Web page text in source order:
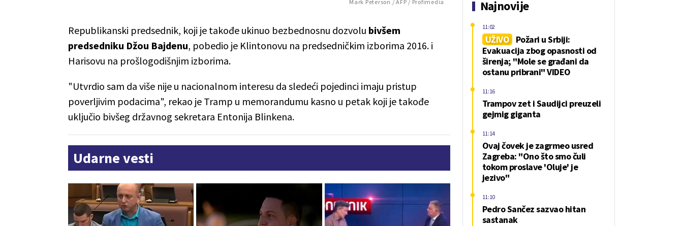
Mark Peterson / AFP / Profimedia
Republikanski predsednik, koji je takođe ukinuo bezbednosnu dozvolu bivšem
predsedniku Džou Bajdenu, pobedio je Klintonovu na predsedničkim izborima 2016. i
Harisovu na prošlogodišnjim izborima.
"Utvrdio sam da više nije u nacionalnom interesu da sledeći pojedinci imaju pristup
poverljivim podacima", rekao je Tramp u memorandumu kasno u petak koji je takođe
uključio bivšeg državnog sekretara Entonija Blinkena.
Udarne vesti
Najnovije
UŽIVO
Požari u Srbiji:
Evakuacija zbog opasnosti od
širenja; "Mole se građani da
ostanu pribrani" VIDEO
11:02
Trampov zet i Saudijci preuzeli
gejmig giganta
11:16
Ovaj čovek je zagrmeo usred
Zagreba: "Ono što smo čuli
tokom proslave 'Oluje' je
jezivo"
11:14
Pedro Sančez sazvao hitan
sastanak
11:10